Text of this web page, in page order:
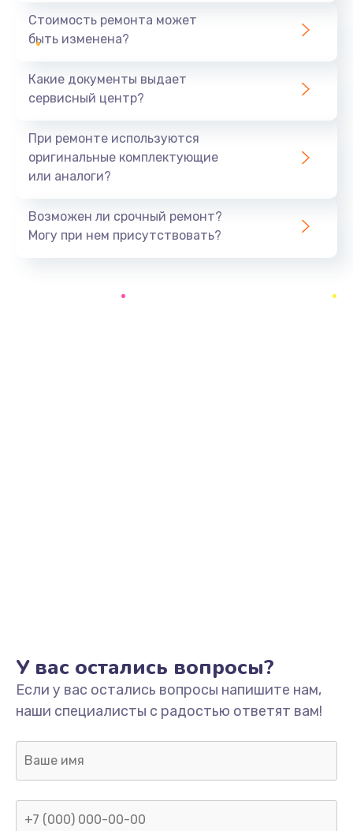
1440 руб.
Ремонт южного моста
Замена батарейки BIOS
Заказать
Замена/Pемонт карбюратора
1300 руб.
Заказать
Ремонт капиллярной трубки
400 руб.
Стоимость ремонта может
быть изменена?
Какие документы выдает
сервисный центр?
При ремонте используются
оригинальные комплектующие
или аналоги?
Возможен ли срочный ремонт?
Могу при нем присутствовать?
У вас остались вопросы?
Если у вас остались вопросы напишите нам,
наши специалисты с радостью ответят вам!